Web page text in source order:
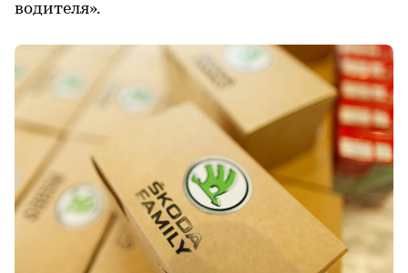
водителя».